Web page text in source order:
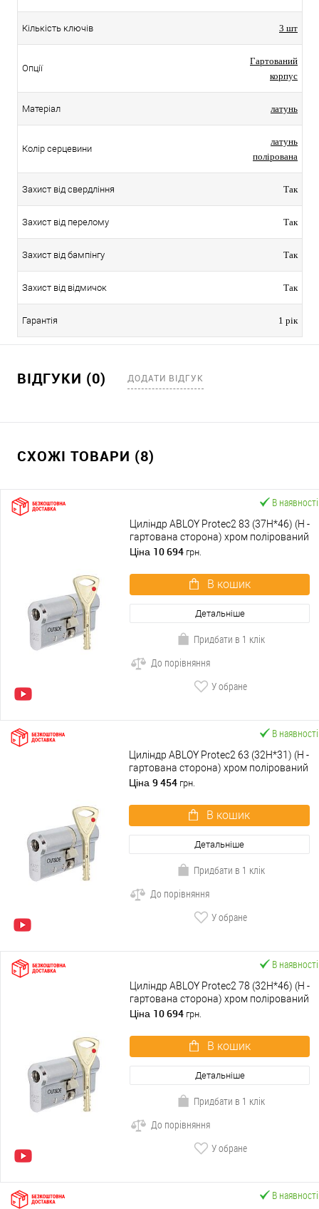
Кількість ключів 3 шт
Опції
Гартований
корпус
Матеріал латунь
Колір серцевини
латунь
полірована
Захист від свердління Так
Захист від перелому Так
Захист від бампінгу Так
Захист від відмичок Так
Гарантія 1 рік
ВІДГУКИ (0) ДОДАТИ ВІДГУК
СХОЖІ ТОВАРИ (8)
В наявності
Циліндр ABLOY Protec2 83 (37H*46) (H -
гартована сторона) хром полірований
Ціна 10 694 грн.
В кошик
Детальніше
Придбати в 1 клік
До порівняння
У обране
В наявності
Циліндр ABLOY Protec2 63 (32H*31) (H -
гартована сторона) хром полірований
Ціна 9 454 грн.
В кошик
Детальніше
Придбати в 1 клік
До порівняння
У обране
В наявності
Циліндр ABLOY Protec2 78 (32H*46) (H -
гартована сторона) хром полірований
Ціна 10 694 грн.
В кошик
Детальніше
Придбати в 1 клік
До порівняння
У обране
В наявності